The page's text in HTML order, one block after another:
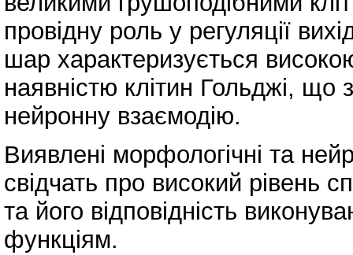
провідну роль у регуляції
шар характеризується
наявністю клітин Гольджі,
нейронну взаємодію.
Виявлені морфологічні та
свідчать про високий рівень
та його відповідність
функціям.